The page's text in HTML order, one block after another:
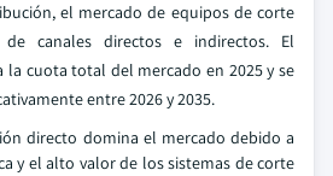
el mercado de equipos de corte
canales directos e indirectos. El
cuota total del mercado en 2025 y se
entre 2026 y 2035.
directo domina el mercado debido a
y el alto valor de los sistemas de corte